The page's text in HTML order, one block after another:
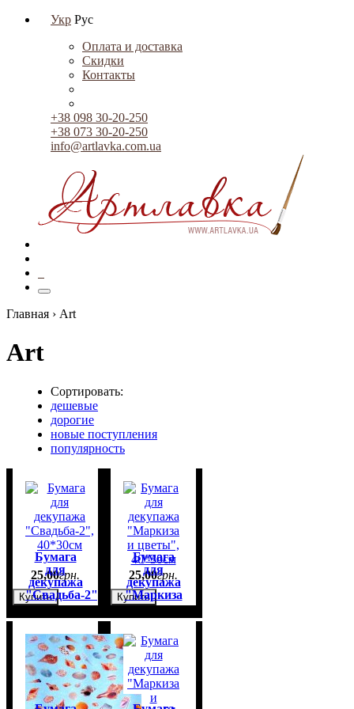
Укр Рус
Оплата и доставка
Скидки
Контакты
+38 098 30-20-250
+38 073 30-20-250
info@artlavka.com.ua
Главная › Art
Art
Сортировать:
дешевые
дорогие
новые поступления
популярность
Бумага
для
декупажа
"Свадьба-2",
40*30см
25,00грн.
Купить
Бумага
для
декупажа
"Маркиза
и цветы",
40*30см
25,00грн.
Купить